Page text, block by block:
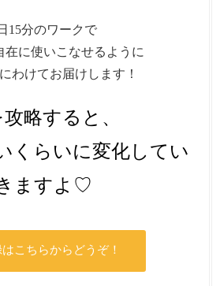
15分のワークで
在に使いこなせるように
わけてお届けします！
略すると、
くらいに変化してい
ますよ♡
はこちらからどうぞ！